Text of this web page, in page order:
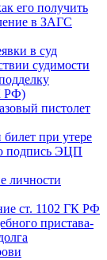
его получить
в ЗАГС
в суд
судимости
РФ)
пистолет
при утере
подпись ЭЦП
личности
ст. 1102 ГК РФ
пристава-